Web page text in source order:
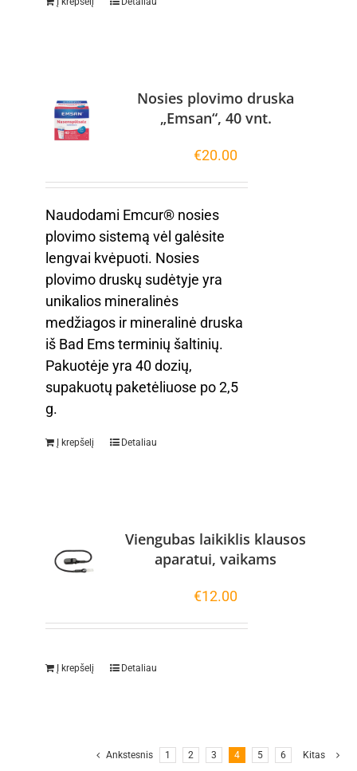
Nosies plovimo druska
„Emsan“, 40 vnt.
€20.00
Naudodami Emcur® nosies
plovimo sistemą vėl galėsite
lengvai kvėpuoti. Nosies
plovimo druskų sudėtyje yra
unikalios mineralinės
medžiagos ir mineralinė druska
iš Bad Ems terminių šaltinių.
Pakuotėje yra 40 dozių,
supakuotų paketėliuose po 2,5
g.
Į krepšelį Detaliau
Viengubas laikiklis klausos
aparatui, vaikams
€12.00
Į krepšelį Detaliau
Ankstesnis 1 2 3 4 5 6 Kitas